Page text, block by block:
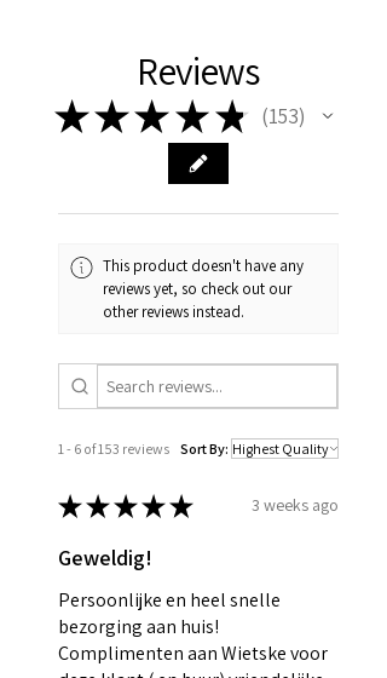
Reviews
★★★ ★ ★ 153
153
This product doesn't have any
reviews yet, so check out our
other reviews instead.
1 - 6 of 153 reviews Sort By:
★★★★★ 3 weeks ago
Geweldig!
Persoonlijke en heel snelle
bezorging aan huis!
Complimenten aan Wietske voor